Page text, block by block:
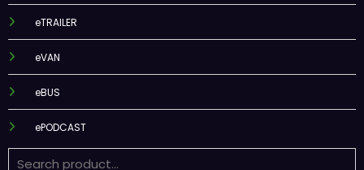
eTRAILER
eVAN
eBUS
ePODCAST